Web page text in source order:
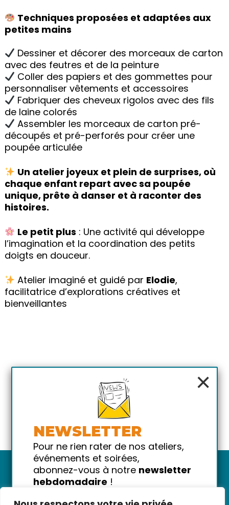
Techniques proposées et adaptées aux
petites mains
Dessiner et décorer des morceaux de carton
avec des feutres et de la peinture
Coller des papiers et des gommettes pour
personnaliser vêtements et accessoires
Fabriquer des cheveux rigolos avec des fils
de laine colorés
Assembler les morceaux de carton pré-
découpés et pré-perforés pour créer une
poupée articulée
Un atelier joyeux et plein de surprises, où
chaque enfant repart avec sa poupée
unique, prête à danser et à raconter des
histoires.
Le petit plus : Une activité qui développe
l’imagination et la coordination des petits
doigts en douceur.
Atelier imaginé et guidé par Elodie,
facilitatrice d’explorations créatives et
bienveillantes
×
NEWSLETTER
Pour ne rien rater de nos ateliers,
événements et soirées,
abonnez-vous à notre newsletter
hebdomadaire !